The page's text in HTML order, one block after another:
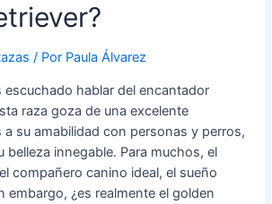
/ Por Paula Álvarez
hablar del encantador
raza goza de una excelente
a su amabilidad con personas y perros,
belleza innegable. Para muchos, el
compañero canino ideal, el sueño
embargo, ¿es realmente el golden